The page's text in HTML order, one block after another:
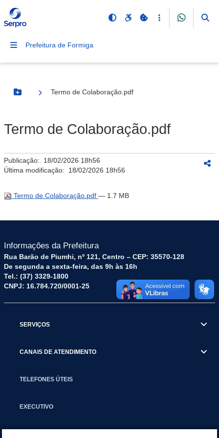
Prefeitura de Formiga
Botão Menu
Termo de Colaboração.pdf
Termo de Colaboração.pdf
Publicação: 18/02/2026 18h56
Última modificação: 18/02/2026 18h56
Termo de Colaboração.pdf — 1.7 MB
Informações da Prefeitura
Rua Barão de Piumhi, nº 121, Centro – CEP: 35570-128
De segunda a sexta-feira, das 9h às 16h
Tel.: (37) 3329-1800
CNPJ: 16.784.720/0001-25
SERVIÇOS
CANAIS DE ATENDIMENTO
TELEFONES ÚTEIS
EXECUTIVO